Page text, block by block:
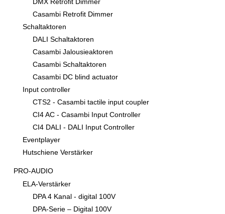
Casambi Retrofit Dimmer
Schaltaktoren
DALI Schaltaktoren
Casambi Jalousieaktoren
Casambi Schaltaktoren
Casambi DC blind actuator
Input controller
CTS2 - Casambi tactile input coupler
CI4 AC - Casambi Input Controller
CI4 DALI - DALI Input Controller
Eventplayer
Hutschiene Verstärker
PRO-AUDIO
ELA-Verstärker
DPA 4 Kanal - digital 100V
DPA-Serie – Digital 100V